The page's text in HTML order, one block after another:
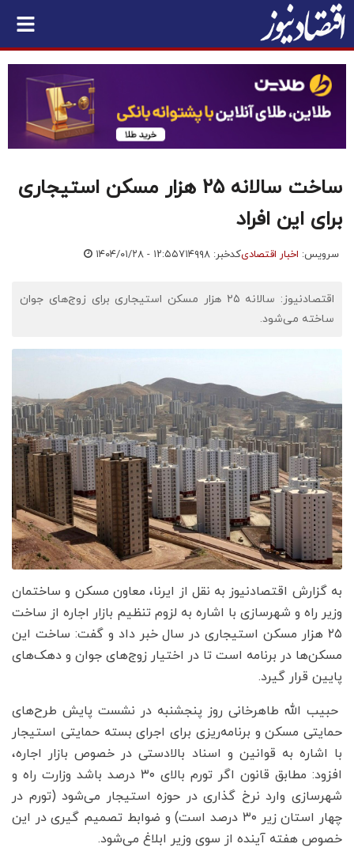
ساخت سالانه ۲۵ هزار مسکن استیجاری
برای این افراد
سرویس: اخبار اقتصادیکدخبر: ۷۱۴۹۹۸ ۱۴۰۴/۰۱/۲۸ - ۱۲:۵۵
اقتصادنیوز: سالانه ۲۵ هزار مسکن استیجاری برای زوج‌های جوان
ساخته می‌شود.
به گزارش اقتصادنیوز به نقل از ایرنا، معاون مسکن و ساختمان
وزیر راه و شهرسازی با اشاره به لزوم تنظیم بازار اجاره از ساخت
٢٥ هزار مسکن استیجاری در سال خبر داد و گفت: ساخت این
مسکن‌ها در برنامه است تا در اختیار زوج‌های جوان و دهک‌های
پایین قرار گیرد.
حبیب الله طاهرخانی روز پنجشنبه در نشست پایش طرح‌های
حمایتی مسکن و برنامه‌ریزی برای اجرای بسته‌ حمایتی استیجار
با اشاره به قوانین و اسناد بالادستی در خصوص بازار اجاره،
افزود: مطابق قانون اگر تورم بالای ۳۰ درصد باشد وزارت راه و
شهرسازی وارد نرخ گذاری در حوزه استیجار می‌شود (تورم در
چهار استان زیر ۳۰ درصد است) و ضوابط تصمیم گیری در این
خصوص هفته آینده از سوی وزیر ابلاغ می‌شود.